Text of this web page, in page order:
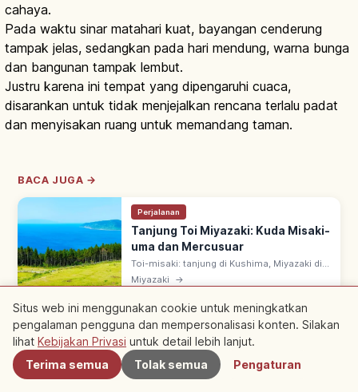
cahaya.
Pada waktu sinar matahari kuat, bayangan cenderung
tampak jelas, sedangkan pada hari mendung, warna bunga
dan bangunan tampak lembut.
Justru karena ini tempat yang dipengaruhi cuaca,
disarankan untuk tidak menjejalkan rencana terlalu padat
dan menyisakan ruang untuk memandang taman.
BACA JUGA →
Perjalanan
Tanjung Toi Miyazaki: Kuda Misaki-
uma dan Mercusuar
Toi-misaki: tanjung di Kushima, Miyazaki di
Taman Pesisir Nichinan. Habitat kuda liar
Misaki-uma (90–110 ekor; monumen alam
Miyazaki →
Etika dan Hal yang Perlu
Diperhatikan Sebelum Berkunjung
Terdekat
Situs web ini menggunakan cookie untuk meningkatkan
pengalaman pengguna dan mempersonalisasi konten. Silakan
lihat Kebijakan Privasi untuk detail lebih lanjut.
Terima semua
Tolak semua Pengaturan